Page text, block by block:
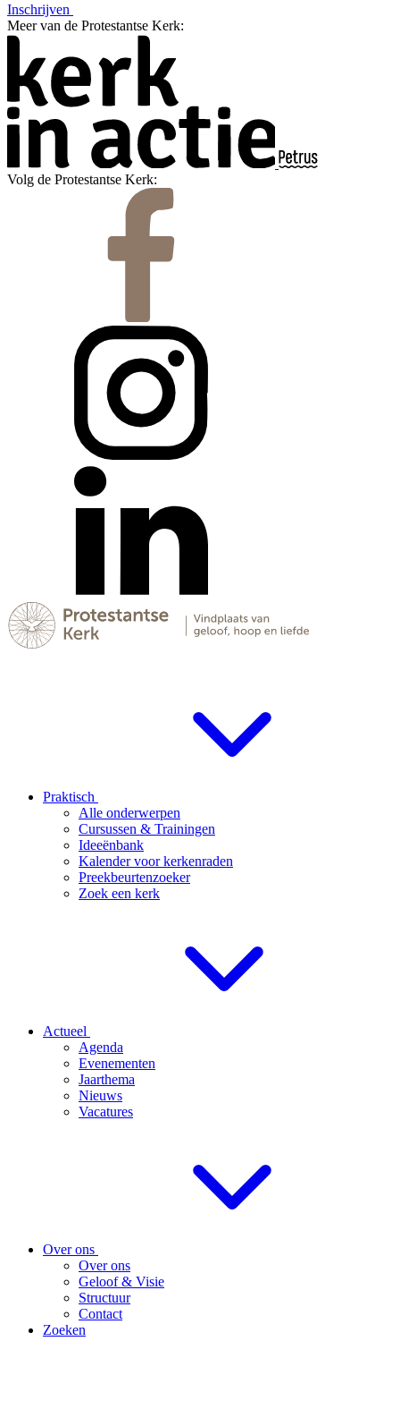
Inschrijven
Meer van de Protestantse Kerk:
Volg de Protestantse Kerk:
Praktisch
Alle onderwerpen
Cursussen & Trainingen
Ideeënbank
Kalender voor kerkenraden
Preekbeurtenzoeker
Zoek een kerk
Actueel
Agenda
Evenementen
Jaarthema
Nieuws
Vacatures
Over ons
Over ons
Geloof & Visie
Structuur
Contact
Zoeken